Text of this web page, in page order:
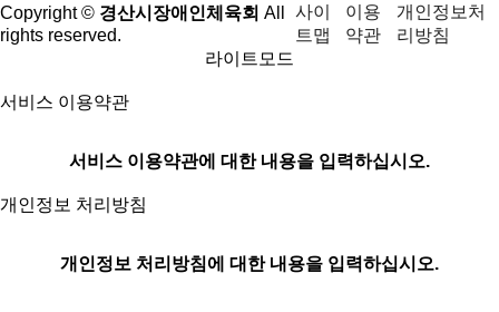
Copyright © 경산시장애인체육회 All
rights reserved.
사이
트맵
이용
약관
개인정보처
리방침
라이트모드
서비스 이용약관
서비스 이용약관에 대한 내용을 입력하십시오.
개인정보 처리방침
개인정보 처리방침에 대한 내용을 입력하십시오.